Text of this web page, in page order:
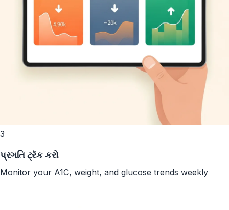
3
પ્રગતિ ટ્રૅક કરો
Monitor your A1C, weight, and glucose trends weekly